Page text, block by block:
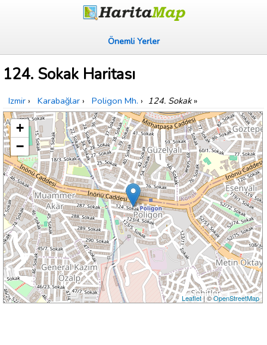
Önemli Yerler
124. Sokak Haritası
Izmir › Karabağlar › Poligon Mh. › 124. Sokak»
+
−
Leaflet| ©OpenStreetMap